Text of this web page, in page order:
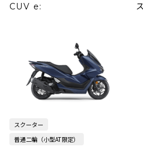
CUV e:
スクーター
普通二輪（小型AT限定）